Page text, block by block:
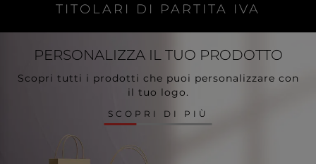
TITOLARI DI PARTITA IVA
PERSONALIZZA IL TUO PRODOTTO
Scopri tutti i prodotti che puoi personalizzare con
il tuo logo.
SCOPRI DI PIÙ